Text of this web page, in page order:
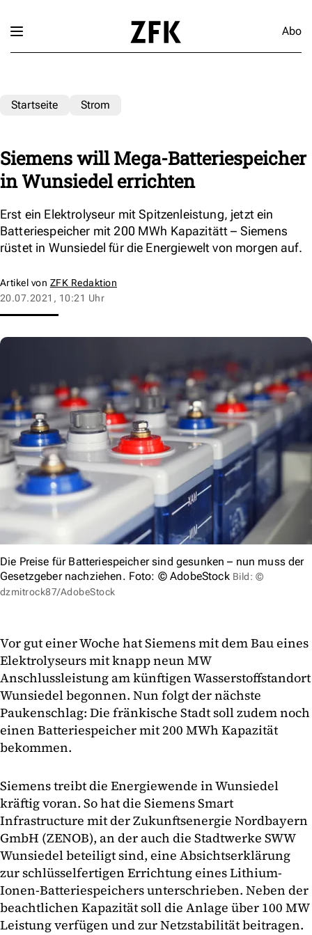
Abo
Startseite Strom
Siemens will Mega-Batteriespeicher
in Wunsiedel errichten
Erst ein Elektrolyseur mit Spitzenleistung, jetzt ein
Batteriespeicher mit 200 MWh Kapazitätt – Siemens
rüstet in Wunsiedel für die Energiewelt von morgen auf.
Artikel von ZFK Redaktion
20.07.2021, 10:21 Uhr
Die Preise für Batteriespeicher sind gesunken – nun muss der
Gesetzgeber nachziehen. Foto: © AdobeStock Bild: ©
dzmitrock87/AdobeStock
Vor gut einer Woche hat Siemens mit dem Bau eines
Elektrolyseurs mit knapp neun MW
Anschlussleistung am künftigen Wasserstoffstandort
Wunsiedel begonnen. Nun folgt der nächste
Paukenschlag: Die fränkische Stadt soll zudem noch
einen Batteriespeicher mit 200 MWh Kapazität
bekommen.
Siemens treibt die Energiewende in Wunsiedel
kräftig voran. So hat die Siemens Smart
Infrastructure mit der Zukunftsenergie Nordbayern
GmbH (ZENOB), an der auch die Stadtwerke SWW
Wunsiedel beteiligt sind, eine Absichtserklärung
zur schlüsselfertigen Errichtung eines Lithium-
Ionen-Batteriespeichers unterschrieben. Neben der
beachtlichen Kapazität soll die Anlage über 100 MW
Leistung verfügen und zur Netzstabilität beitragen.